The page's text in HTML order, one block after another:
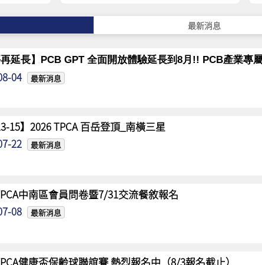
最新消息
再延長】PCB GPT 全面開放體驗延長到8月!! PCB產業專
04 最新消息
15】2026 TPCA 百岳登頂_南橫三星
22
最新消息
中南區會員問卷暨7/31交流餐敘報名
08
最新消息
健康盃保齡球聯誼賽 熱烈報名中（8/3報名截止）